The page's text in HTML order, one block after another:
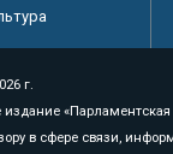
г.
«Парламентская
в сфере связи,